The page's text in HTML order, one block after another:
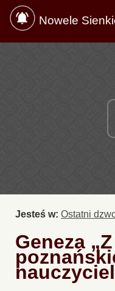
Nowele
Jesteś w: Ostatni
Geneza